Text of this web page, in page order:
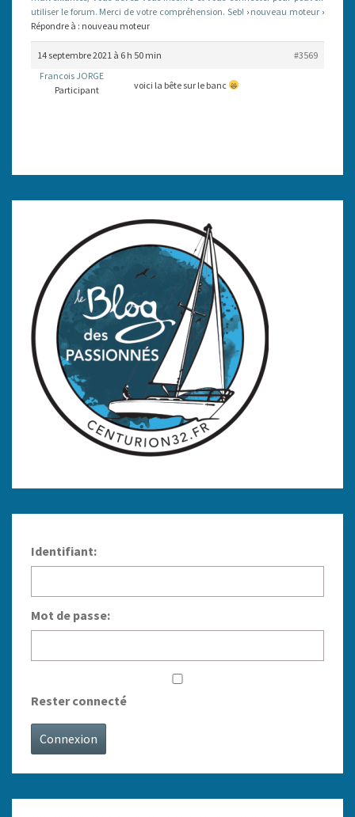
utiliser le forum. Merci de votre compréhension. Seb! › nouveau moteur ›
Répondre à : nouveau moteur
14 septembre 2021 à 6 h 50 min
#3569
Francois JORGE
Participant
voici la bête sur le banc
Identifiant:
Mot de passe:
Rester connecté
Connexion